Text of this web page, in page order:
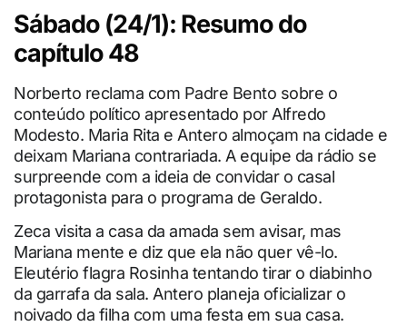
Sábado (24/1): Resumo do
capítulo 48
Norberto reclama com Padre Bento sobre o
conteúdo político apresentado por Alfredo
Modesto. Maria Rita e Antero almoçam na cidade e
deixam Mariana contrariada. A equipe da rádio se
surpreende com a ideia de convidar o casal
protagonista para o programa de Geraldo.
Zeca visita a casa da amada sem avisar, mas
Mariana mente e diz que ela não quer vê-lo.
Eleutério flagra Rosinha tentando tirar o diabinho
da garrafa da sala. Antero planeja oficializar o
noivado da filha com uma festa em sua casa.